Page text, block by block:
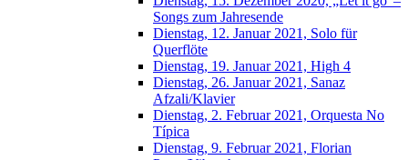
Songs zum Jahresende
Dienstag, 12. Januar 2021, Solo für
Querflöte
Dienstag, 19. Januar 2021, High 4
Dienstag, 26. Januar 2021, Sanaz
Afzali/Klavier
Dienstag, 2. Februar 2021, Orquesta No
Típica
Dienstag, 9. Februar 2021, Florian